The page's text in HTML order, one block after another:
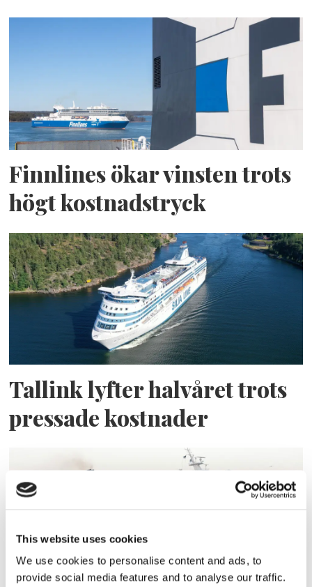
This website uses cookies
We use cookies to personalise content and ads, to
provide social media features and to analyse our traffic.
Finnlines ökar vinsten trots
högt kostnadstryck
Tallink lyfter halvåret trots
pressade kostnader